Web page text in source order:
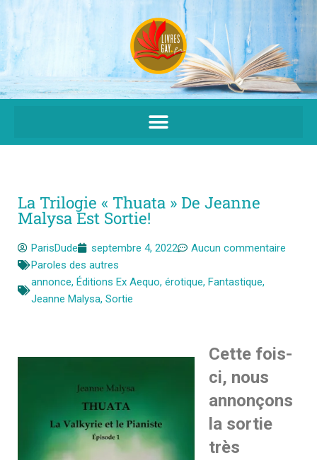
Aller
au
contenu
La Trilogie « Thuata » De Jeanne
Malysa Est Sortie!
ParisDude septembre 4, 2022
Aucun commentaire
Paroles des autres
annonce, Éditions Ex Aequo, érotique, Fantastique,
Jeanne Malysa, Sortie
Cette fois-
ci, nous
annonçons
la sortie
très